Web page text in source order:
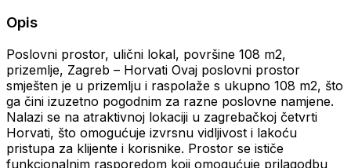
Opis
Poslovni prostor, ulični lokal, površine 108 m2,
prizemlje, Zagreb – Horvati Ovaj poslovni prostor
smješten je u prizemlju i raspolaže s ukupno 108 m2, što
ga čini izuzetno pogodnim za razne poslovne namjene.
Nalazi se na atraktivnoj lokaciji u zagrebačkoj četvrti
Horvati, što omogućuje izvrsnu vidljivost i lakoću
pristupa za klijente i korisnike. Prostor se ističe
funkcionalnim rasporedom koji omogućuje prilagodbu